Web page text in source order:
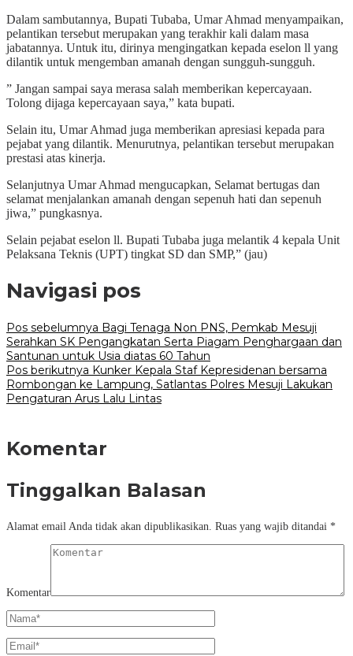
Dalam sambutannya, Bupati Tubaba, Umar Ahmad menyampaikan,
pelantikan tersebut merupakan yang terakhir kali dalam masa
jabatannya. Untuk itu, dirinya mengingatkan kepada eselon ll yang
dilantik untuk mengemban amanah dengan sungguh-sungguh.
” Jangan sampai saya merasa salah memberikan kepercayaan.
Tolong dijaga kepercayaan saya,” kata bupati.
Selain itu, Umar Ahmad juga memberikan apresiasi kepada para
pejabat yang dilantik. Menurutnya, pelantikan tersebut merupakan
prestasi atas kinerja.
Selanjutnya Umar Ahmad mengucapkan, Selamat bertugas dan
selamat menjalankan amanah dengan sepenuh hati dan sepenuh
jiwa,” pungkasnya.
Selain pejabat eselon ll. Bupati Tubaba juga melantik 4 kepala Unit
Pelaksana Teknis (UPT) tingkat SD dan SMP,” (jau)
Navigasi pos
Pos sebelumnya Bagi Tenaga Non PNS, Pemkab Mesuji
Serahkan SK Pengangkatan Serta Piagam Penghargaan dan
Santunan untuk Usia diatas 60 Tahun
Pos berikutnya Kunker Kepala Staf Kepresidenan bersama
Rombongan ke Lampung, Satlantas Polres Mesuji Lakukan
Pengaturan Arus Lalu Lintas
Komentar
Tinggalkan Balasan
Alamat email Anda tidak akan dipublikasikan. Ruas yang wajib ditandai *
Komentar